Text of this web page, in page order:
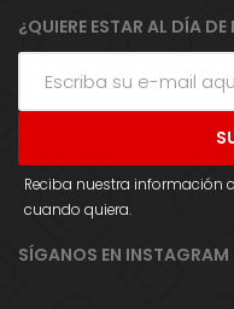
¿QUIERE ESTAR AL DÍA
Reciba nuestra información
cuando quiera.
SÍGANOS EN INSTAGRAM